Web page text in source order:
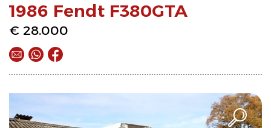
1986 Fendt F380GTA
€ 28.000